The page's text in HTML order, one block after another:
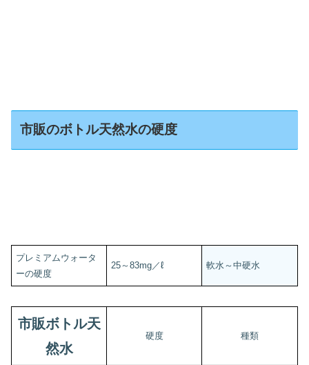
市販のボトル天然水の硬度
プレミアムウォータ
ーの硬度
25～83mg／ℓ 軟水～中硬水
市販ボトル天
然水
硬度 種類